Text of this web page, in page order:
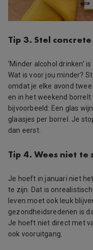
Tip 3. Stel
‘Minder alcohol drinken’
Wat is voor jou minder?
omdat je elke avond
en in het weekend
bijvoorbeeld: Een glas
glaasjes per borrel. Je
dan eerst.
Tip 4. Wees niet
Je hoeft in januari niet
te zijn. Dat is
leven moet ook leuk
gezondheidsredenen is
Je hoeft niet direct met
ook vooruitgang.